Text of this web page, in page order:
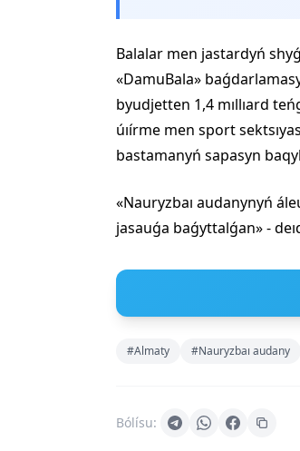
Balalar men jastardyń
«DamuBala»
byudjetten 1,4 mıllıard
úıírme men sport
bastamanyń sapasyn
«Nauryzbaı audanynyń
jasauǵa baǵyttalǵan» -
#Almaty #Nauryzbaı audany
Bólísu: